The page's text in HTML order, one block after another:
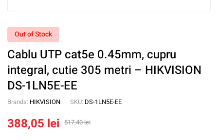
Out of Stock
Cablu UTP cat5e 0.45mm, cupru
integral, cutie 305 metri – HIKVISION
DS-1LN5E-EE
Brands: HIKVISION SKU: DS-1LN5E-EE
517,40lei
388,05 lei